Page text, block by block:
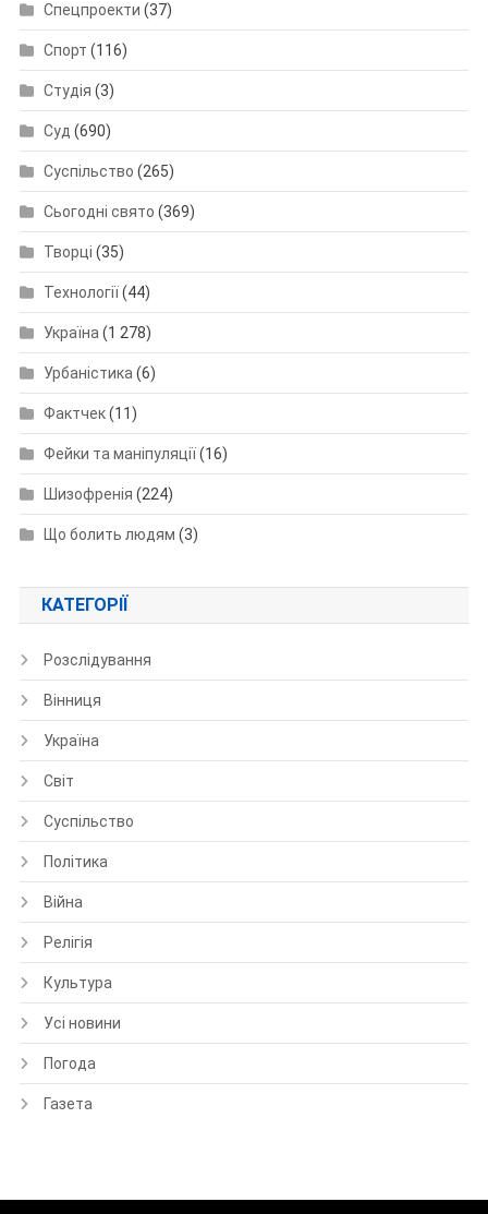
Спецпроекти (37)
Спорт (116)
Студія (3)
Суд (690)
Суспільство (265)
Сьогодні свято (369)
Творці (35)
Технології(44)
Україна (1 278)
Урбаністика (6)
Фактчек(11)
Фейки та маніпуляції(16)
Шизофренія (224)
Що болить людям (3)
КАТЕГОРІЇ
Розслідування
Вінниця
Україна
Світ
Суспільство
Політика
Війна
Релігія
Культура
Усі новини
Погода
Газета